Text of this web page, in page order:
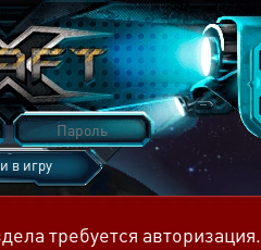
в игру
требуется авторизация.